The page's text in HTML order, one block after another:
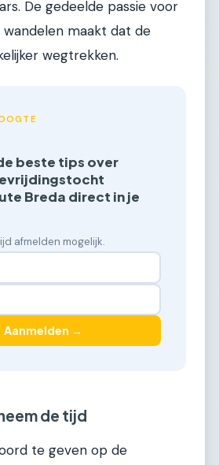
De gedeelde passie voor
wandelen maakt dat de
wegtrekken.
beste tips over
Breda direct in je
afmelden mogelijk.
Aanmelden →
de tijd
te geven op de